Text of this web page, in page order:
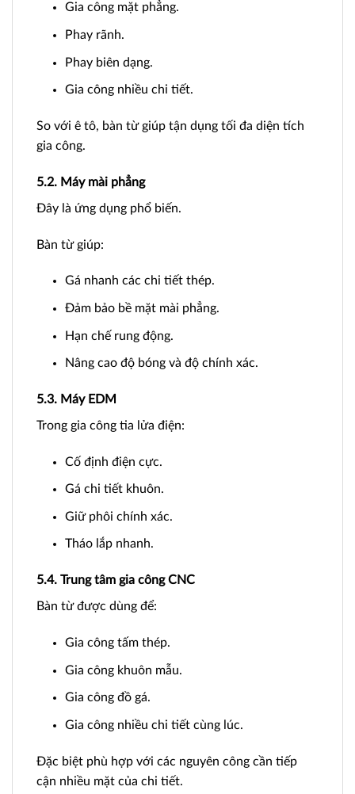
Gia công mặt phẳng.
Phay rãnh.
Phay biên dạng.
Gia công nhiều chi tiết.
So với ê tô, bàn từ giúp tận dụng tối đa diện tích
gia công.
5.2. Máy mài phẳng
Đây là ứng dụng phổ biến.
Bàn từ giúp:
Gá nhanh các chi tiết thép.
Đảm bảo bề mặt mài phẳng.
Hạn chế rung động.
Nâng cao độ bóng và độ chính xác.
5.3. Máy EDM
Trong gia công tia lửa điện:
Cố định điện cực.
Gá chi tiết khuôn.
Giữ phôi chính xác.
Tháo lắp nhanh.
5.4. Trung tâm gia công CNC
Bàn từ được dùng để:
Gia công tấm thép.
Gia công khuôn mẫu.
Gia công đồ gá.
Gia công nhiều chi tiết cùng lúc.
Đặc biệt phù hợp với các nguyên công cần tiếp
cận nhiều mặt của chi tiết.